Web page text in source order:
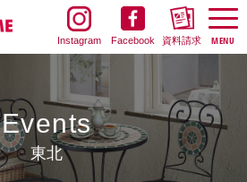
Instagram Facebook 資料請求
Events
東北